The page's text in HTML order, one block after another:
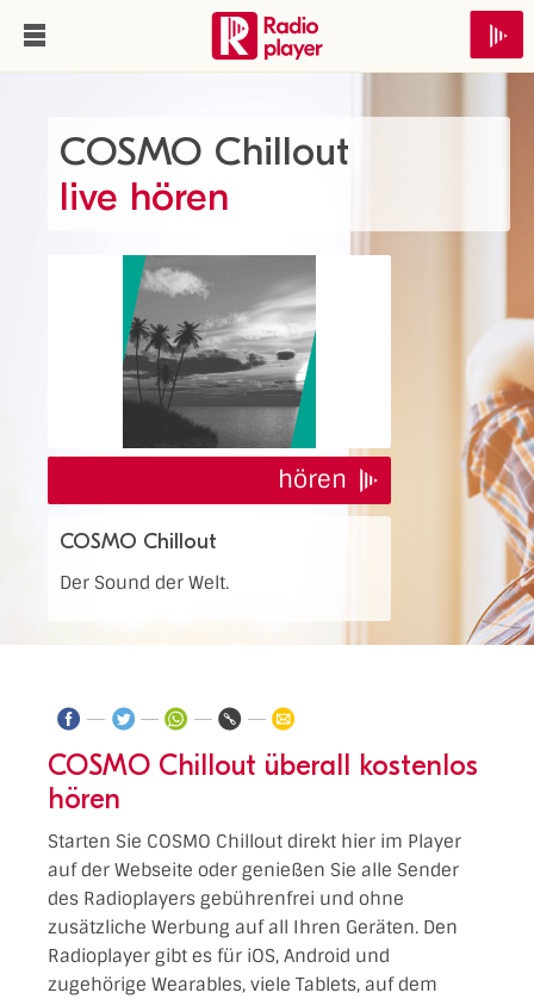
COSMO Chillout
live hören
hören
COSMO Chillout
Der Sound der Welt.
COSMO Chillout überall kostenlos
hören
Starten Sie COSMO Chillout direkt hier im Player
auf der Webseite oder genießen Sie alle Sender
des Radioplayers gebührenfrei und ohne
zusätzliche Werbung auf all Ihren Geräten. Den
Radioplayer gibt es für iOS, Android und
zugehörige Wearables, viele Tablets, auf dem